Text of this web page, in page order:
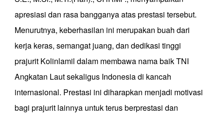
apresiasi dan rasa bangganya atas prestasi tersebut.
Menurutnya, keberhasilan ini merupakan buah dari
kerja keras, semangat juang, dan dedikasi tinggi
prajurit Kolinlamil dalam membawa nama baik TNI
Angkatan Laut sekaligus Indonesia di kancah
internasional. Prestasi ini diharapkan menjadi motivasi
bagi prajurit lainnya untuk terus berprestasi dan